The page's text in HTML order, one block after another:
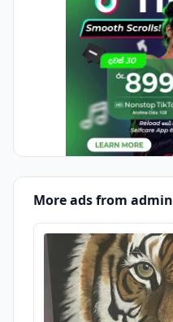
More ads from admin